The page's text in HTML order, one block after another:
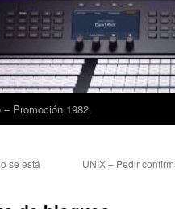
Promoción 1982.
se está
UNIX – Pedir